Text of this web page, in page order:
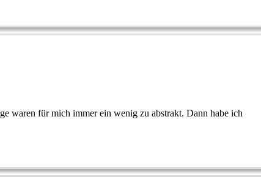
waren für mich immer ein wenig zu abstrakt. Dann habe ich